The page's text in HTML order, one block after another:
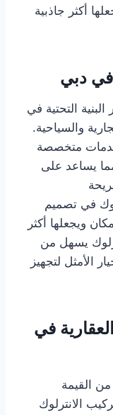
أكثر جاذبية
في دبي
التحتية في
والسياحية.
متخصصة
مما يساعد على
في تصميم
ويجعلها أكثر
يسهل من
الأمثل لتجهيز
في
من القيمة
الانترلوك